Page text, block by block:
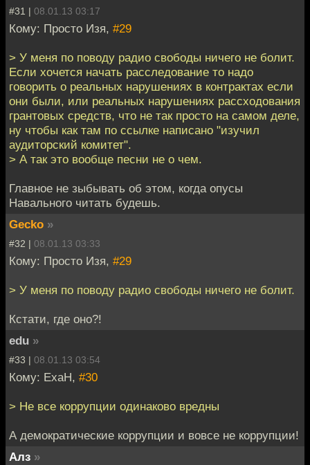
#31 | 08.01.13 03:17
Кому: Просто Изя, #29
> У меня по поводу радио свободы ничего не болит.
Если хочется начать расследование то надо
говорить о реальных нарушениях в контрактах если
они были, или реальных нарушениях рассходования
грантовых средств, что не так просто на самом деле,
ну чтобы как там по ссылке написано "изучил
аудиторский комитет".
> А так это вообще песни не о чем.
Главное не зыбывать об этом, когда опусы
Навального читать будешь.
Gecko »
#32 | 08.01.13 03:33
Кому: Просто Изя, #29
> У меня по поводу радио свободы ничего не болит.
Кстати, где оно?!
edu »
#33 | 08.01.13 03:54
Кому: ExaH, #30
> Не все коррупции одинаково вредны
А демократические коррупции и вовсе не коррупции!
Алз »